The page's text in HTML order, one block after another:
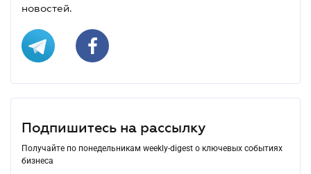
новостей.
Подпишитесь на рассылку
Получайте по понедельникам weekly-digest о ключевых событиях
бизнеса